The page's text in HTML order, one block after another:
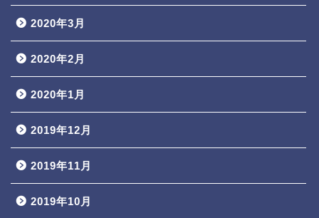
2020年3月
2020年2月
2020年1月
2019年12月
2019年11月
2019年10月